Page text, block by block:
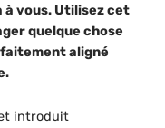
à vous. Utilisez cet
quelque chose
aligné
introduit